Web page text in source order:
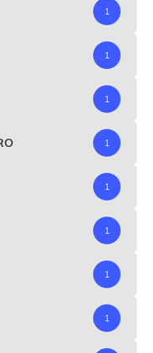
1
1
1
1
1
1
1
1